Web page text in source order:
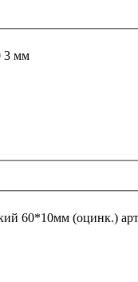
3 мм
Уголок